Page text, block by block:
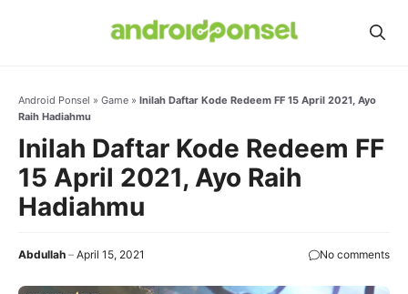
Android Ponsel » Game » Inilah Daftar Kode Redeem FF 15 April 2021, Ayo
Raih Hadiahmu
Inilah Daftar Kode Redeem FF
15 April 2021, Ayo Raih
Hadiahmu
Abdullah April 15, 2021 No comments